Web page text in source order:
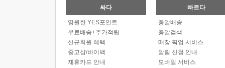
싸다
영원한 YES포인트
무료배송+추가적립
신규회원 혜택
중고샵/바이백
제휴카드 안내
빠르다
총알배송
총알검색
매장 픽업 서비스
알림 신청 안내
모바일 서비스